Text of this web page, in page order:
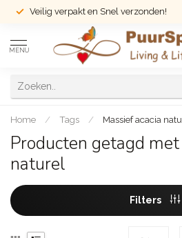
Veilig verpakt en Snel verzonden!
MENU
Home / Tags / Massief acacia
Producten getagd
naturel
Filters